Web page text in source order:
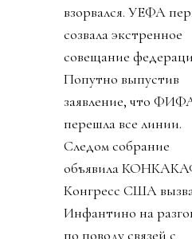
взорвался. УЕФА
созвала экстренное
совещание
Попутно выпустив
заявление, что
перешла все линии.
Следом собрание
объявила
Конгресс США
Инфантино на
по поводу связей с